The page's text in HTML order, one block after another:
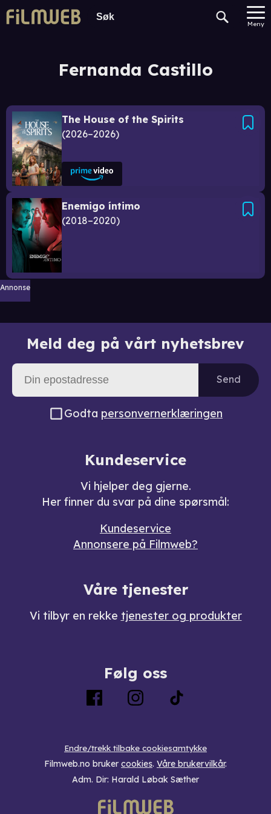
Meny
Fernanda Castillo
The House of the Spirits
2026–2026
Enemigo íntimo
2018–2020
Annonse
Meld deg på vårt nyhetsbrev
Send
Godta personvernerklæringen
Kundeservice
Vi hjelper deg gjerne.
Her finner du svar på dine spørsmål:
Kundeservice
Annonsere på Filmweb?
Våre tjenester
Vi tilbyr en rekke tjenester og produkter
Følg oss
Endre/trekk tilbake cookiesamtykke
Filmweb.no bruker cookies. Våre brukervilkår.
Adm. Dir: Harald Løbak Sæther